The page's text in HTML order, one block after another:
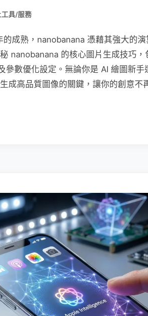
工具/服務
成熟，nanobanana 憑藉其強大的
nanobanana 的核心圖片生成技巧
參數優化設定。無論你是 AI 繪圖新手
成高品質圖像的關鍵，讓你的創意不